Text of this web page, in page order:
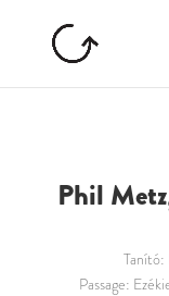
Phil
Tanító:
Passage: